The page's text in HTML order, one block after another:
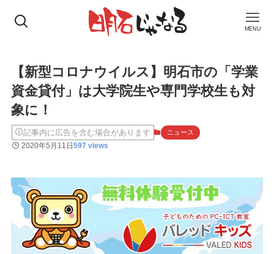
MENU
【新型コロナウイルス】明石市の「学業
資金貸付」は大学院生や専門学校生も対
象に！
記事内に広告を含む場合があります ニュース
2020年5月11日597 views